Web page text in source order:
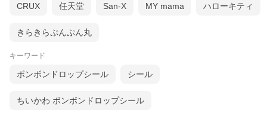
CRUX 任天堂 San-X MY mama ハローキティ
きらきらぷんぷん丸
キーワード
ボンボンドロップシール シール
ちいかわ ボンボンドロップシール